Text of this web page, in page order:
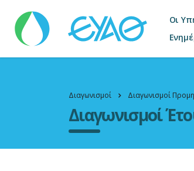
Οι
Διαγωνισμοί Διαγωνισμοί
Διαγωνισμοί